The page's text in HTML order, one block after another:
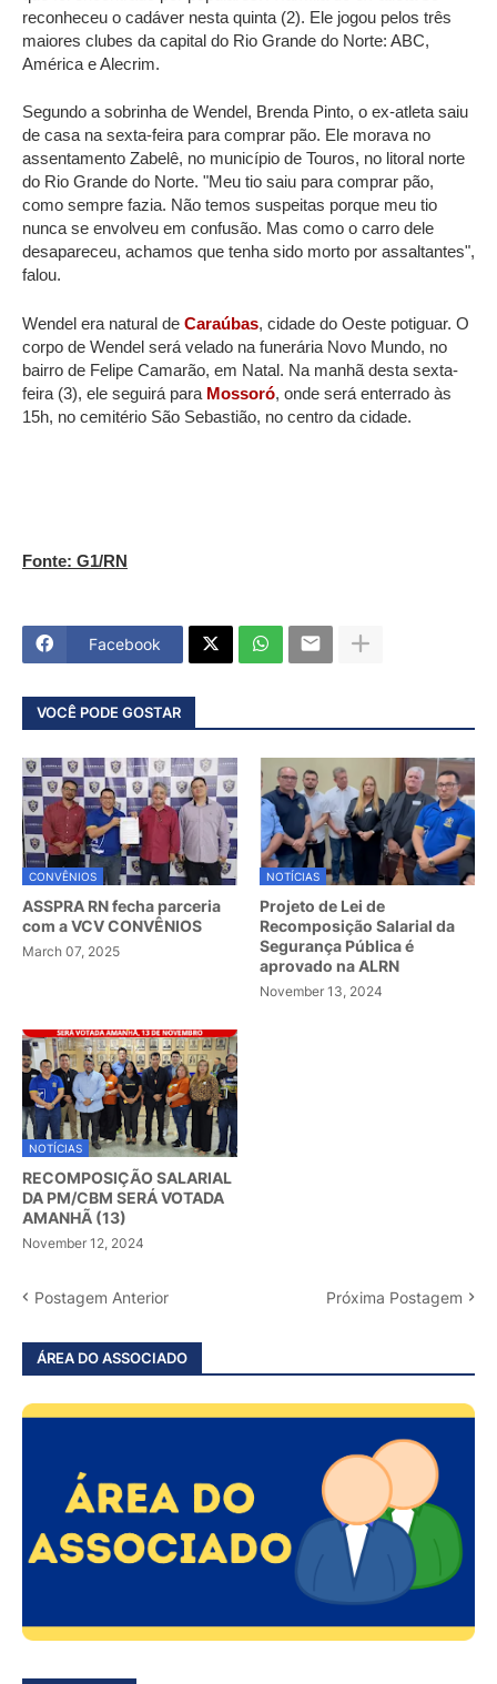
reconheceu o cadáver nesta quinta (2). Ele jogou pelos três
maiores clubes da capital do Rio Grande do Norte: ABC,
América e Alecrim.
Segundo a sobrinha de Wendel, Brenda Pinto, o ex-atleta saiu
de casa na sexta-feira para comprar pão. Ele morava no
assentamento Zabelê, no município de Touros, no litoral norte
do Rio Grande do Norte. "Meu tio saiu para comprar pão,
como sempre fazia. Não temos suspeitas porque meu tio
nunca se envolveu em confusão. Mas como o carro dele
desapareceu, achamos que tenha sido morto por assaltantes",
falou.
Wendel era natural de Caraúbas, cidade do Oeste potiguar. O
corpo de Wendel será velado na funerária Novo Mundo, no
bairro de Felipe Camarão, em Natal. Na manhã desta sexta-
feira (3), ele seguirá para Mossoró, onde será enterrado às
15h, no cemitério São Sebastião, no centro da cidade.
Fonte: G1/RN
Facebook
VOCÊ PODE GOSTAR
CONVÊNIOS
ASSPRA RN fecha parceria
com a VCV CONVÊNIOS
March 07, 2025
NOTÍCIAS
Projeto de Lei de
Recomposição Salarial da
Segurança Pública é
aprovado na ALRN
November 13, 2024
NOTÍCIAS
RECOMPOSIÇÃO SALARIAL
DA PM/CBM SERÁ VOTADA
AMANHÃ (13)
November 12, 2024
Postagem Anterior Próxima Postagem
ÁREA DO ASSOCIADO